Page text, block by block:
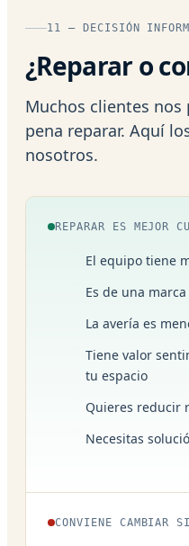
11 — DECISIÓN
¿Reparar o
Muchos clientes
pena reparar. Aquí
nosotros.
REPARAR ES MEJOR
El equipo tiene
Es de una
La avería es
Tiene valor
tu espacio
Quieres reducir
Necesitas
CONVIENE CAMBIAR SI